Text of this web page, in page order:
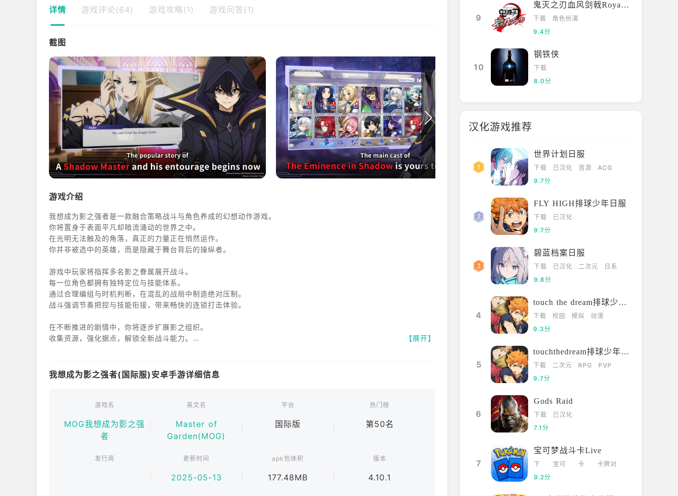
详情 游戏评论(64) 游戏攻略(1) 游戏问答(1)
截图
游戏介绍
我想成为影之强者是一款融合策略战斗与角色养成的幻想动作游戏。
你将置身于表面平凡却暗流涌动的世界之中。
在光明无法触及的角落，真正的力量正在悄然运作。
你并非被选中的英雄，而是隐藏于舞台背后的操纵者。
游戏中玩家将指挥多名影之眷属展开战斗。
每一位角色都拥有独特定位与技能体系。
通过合理编组与时机判断，在混乱的战局中制造绝对压制。
战斗强调节奏把控与技能衔接，带来畅快的连锁打击体验。
在不断推进的剧情中，你将逐步扩展影之组织。
收集资源，强化据点，解锁全新战斗能力。
多角色协同作战，打造专属影之阵容。
在黑暗中行动，在关键时刻左右世界走向。
【展开】
我想成为影之强者(国际服)安卓手游详细信息
游戏名
MOG我想成为影之强
者
英文名
Master of
Garden(MOG)
平台
国际版
热门榜
第50名
发行商 更新时间
2025-05-13
apk包体积
177.48MB
版本
4.10.1
9
鬼灭之刃血风剑戟Royale国际服
下载
角色扮演
9.4分
10
钢铁侠
下载
8.0分
汉化游戏推荐
世界计划日服
下载 已汉化 音游
ACG
9.7分
FLY HIGH排球少年日服
下载
已汉化
9.7分
碧蓝档案日服
下载 已汉化 二次元
日系
9.8分
4
touch the dream排球少年韩服
下载 校园 模拟
动漫
9.3分
5
touchthedream排球少年日服
下载 二次元 RPG
PVP
9.7分
6
Gods Raid
下载
已汉化
7.1分
7
宝可梦战斗卡Live
下
载
宝可
卡
卡牌对
9.2分